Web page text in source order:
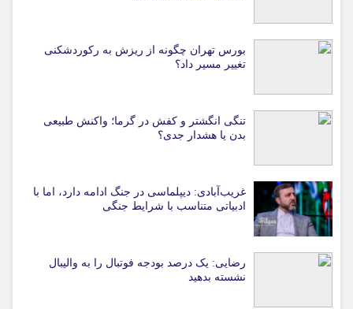
بورس تهران چگونه از ریزش به رکوردشکنی
تغییر مسیر داد؟
تنگی انگشتر و کفش در گرما؛ واکنش طبیعی
بدن یا هشدار جدی؟
غریب‌آبادی: دیپلماسی در جنگ ادامه دارد، اما با
ادبیاتی متناسب با شرایط جنگی
رضایی: یک درصد بودجه فوتبال را به والیبال
نشسته بدهید